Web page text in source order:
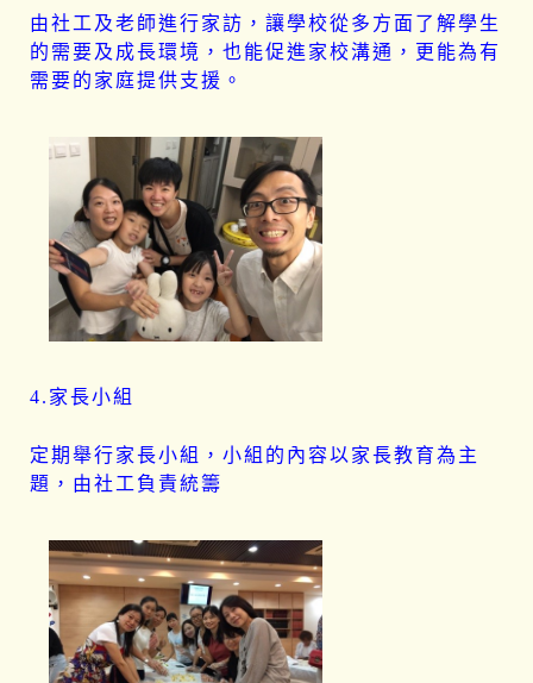
由社工及老師進行家訪，讓學校從多方面了解學生
的需要及成長環境，也能促進家校溝通，更能為有
需要的家庭提供支援。
4.家長小組
定期舉行家長小組，小組的內容以家長教育為主
題，由社工負責統籌